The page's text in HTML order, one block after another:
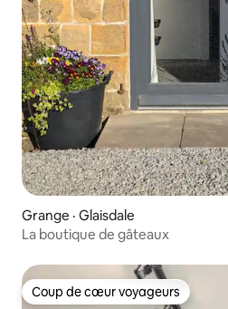
Grange · Glaisdale
La boutique de gâteaux
Coup de cœur voyageurs
Coup de cœur voyageurs